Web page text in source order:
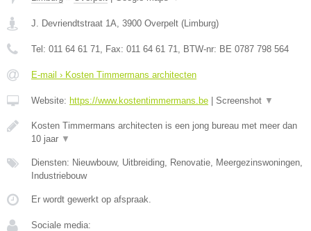
J. Devriendtstraat 1A, 3900 Overpelt (Limburg)
Tel: 011 64 61 71, Fax: 011 64 61 71, BTW-nr: BE 0787 798 564
E-mail › Kosten Timmermans architecten
Website: https://www.kostentimmermans.be Screenshot ▼
Kosten Timmermans architecten is een jong bureau met meer dan
10 jaar ▼
Diensten: Nieuwbouw, Uitbreiding, Renovatie, Meergezinswoningen,
Industriebouw
Er wordt gewerkt op afspraak.
Sociale media: